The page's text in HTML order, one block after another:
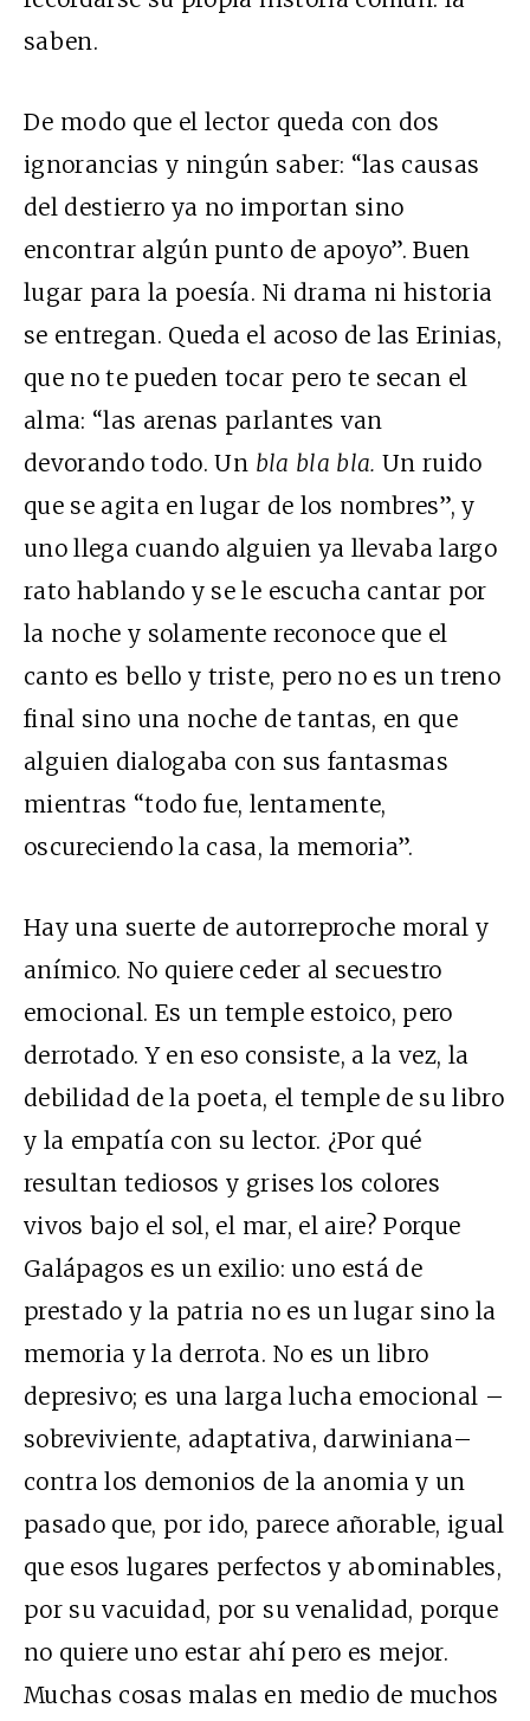
saben.
De modo que el lector queda con dos
ignorancias y ningún saber: “las causas
del destierro ya no importan sino
encontrar algún punto de apoyo”. Buen
lugar para la poesía. Ni drama ni historia
se entregan. Queda el acoso de las Erinias,
que no te pueden tocar pero te secan el
alma: “las arenas parlantes van
devorando todo. Un bla bla bla. Un ruido
que se agita en lugar de los nombres”, y
uno llega cuando alguien ya llevaba largo
rato hablando y se le escucha cantar por
la noche y solamente reconoce que el
canto es bello y triste, pero no es un treno
final sino una noche de tantas, en que
alguien dialogaba con sus fantasmas
mientras “todo fue, lentamente,
oscureciendo la casa, la memoria”.
Hay una suerte de autorreproche moral y
anímico. No quiere ceder al secuestro
emocional. Es un temple estoico, pero
derrotado. Y en eso consiste, a la vez, la
debilidad de la poeta, el temple de su libro
y la empatía con su lector. ¿Por qué
resultan tediosos y grises los colores
vivos bajo el sol, el mar, el aire? Porque
Galápagos es un exilio: uno está de
prestado y la patria no es un lugar sino la
memoria y la derrota. No es un libro
depresivo; es una larga lucha emocional –
sobreviviente, adaptativa, darwiniana–
contra los demonios de la anomia y un
pasado que, por ido, parece añorable, igual
que esos lugares perfectos y abominables,
por su vacuidad, por su venalidad, porque
no quiere uno estar ahí pero es mejor.
Muchas cosas malas en medio de muchos